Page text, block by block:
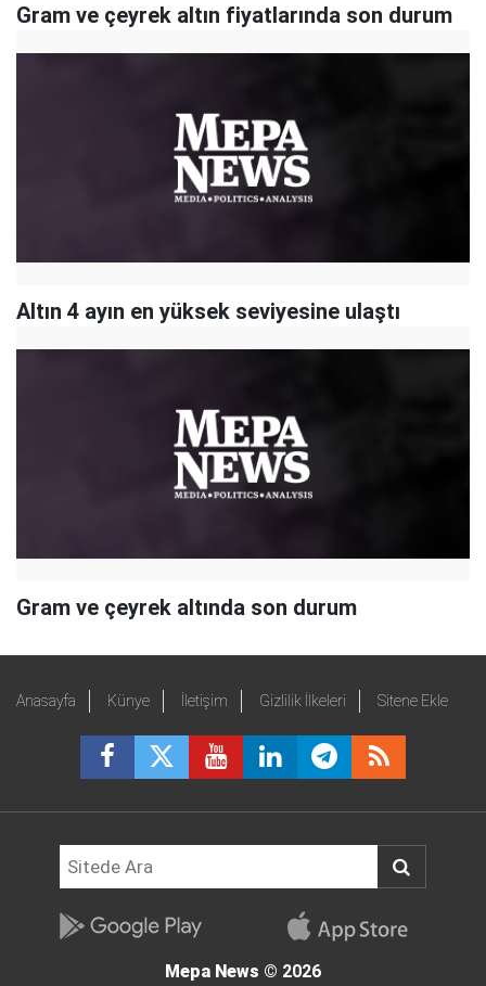
Gram ve çeyrek altın fiyatlarında son durum
Altın 4 ayın en yüksek seviyesine ulaştı
Gram ve çeyrek altında son durum
Anasayfa Künye İletişim Gizlilik İlkeleri Sitene Ekle
Mepa News © 2026